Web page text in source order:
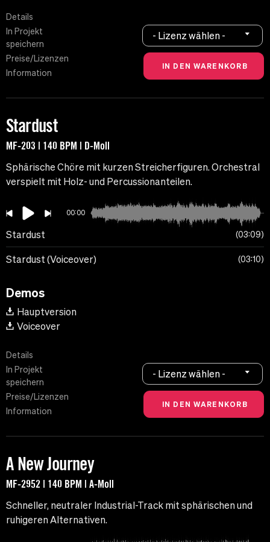
Details
In Projekt
speichern
Preise/Lizenzen
Information
- Lizenz wählen -
Stardust
MF-203 | 140 BPM | D-Moll
Sphärische Chöre mit kurzen Streicherfiguren. Orchestral
verspielt mit Holz- und Percussionanteilen.
00:00
Stardust 03:09
Stardust (Voiceover) 03:10
Demos
Hauptversion
Voiceover
Details
In Projekt
speichern
Preise/Lizenzen
Information
- Lizenz wählen -
A New Journey
MF-2952 | 140 BPM | A-Moll
Schneller, neutraler Industrial-Track mit sphärischen und
ruhigeren Alternativen.